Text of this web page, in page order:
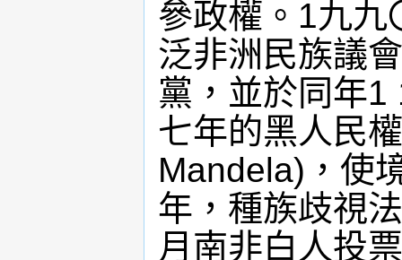
參政權。1九九
泛非洲民族議
黨，並於同年1
七年的黑人民
Mandela)，使
年，種族歧視
月南非白人投